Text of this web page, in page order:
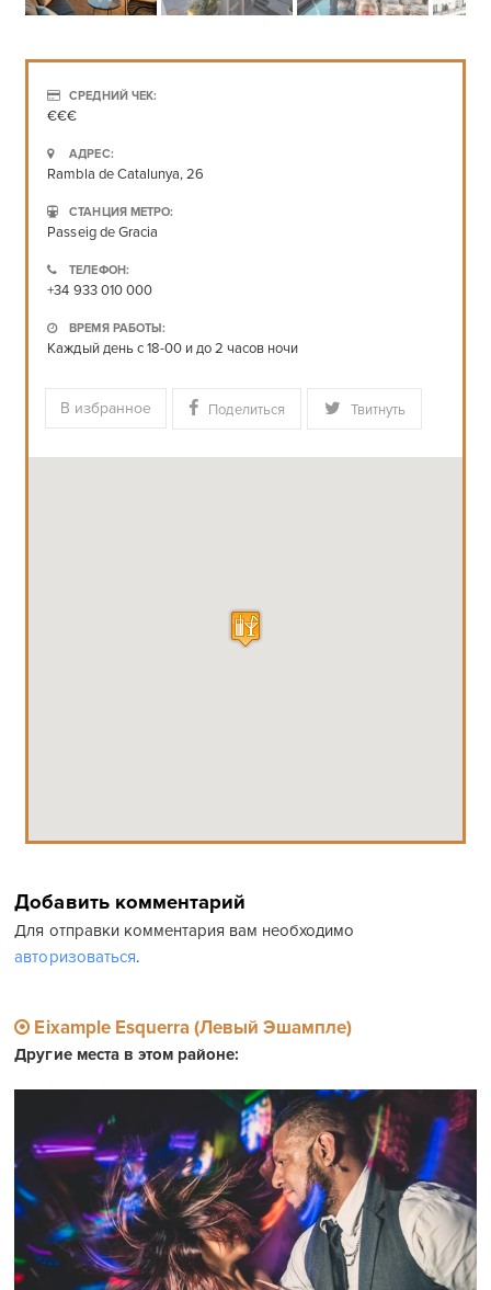
СРЕДНИЙ ЧЕК:
€€€
АДРЕС:
Rambla de Catalunya, 26
СТАНЦИЯ МЕТРО:
Passeig de Gracia
ТЕЛЕФОН:
+34 933 010 000
ВРЕМЯ РАБОТЫ:
Каждый день с 18-00 и до 2 часов ночи
В избранное Поделиться Твитнуть
Добавить комментарий
Для отправки комментария вам необходимо
авторизоваться.
Eixample Esquerra (Левый Эшампле)
Другие места в этом районе: